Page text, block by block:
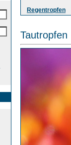
Regentropfen
Tautropfen